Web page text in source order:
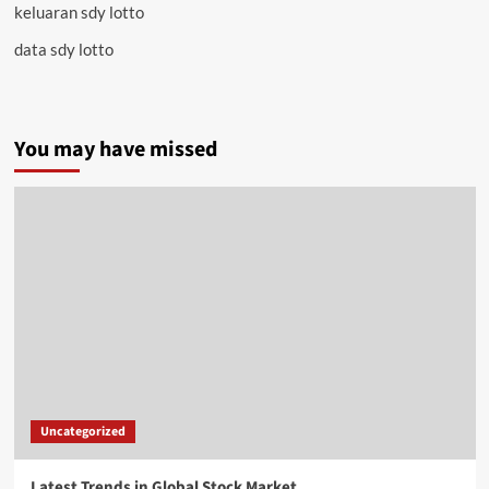
keluaran sdy lotto
data sdy lotto
You may have missed
Uncategorized